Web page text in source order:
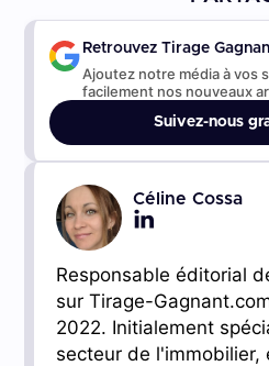
Retrouvez Tirage
Ajoutez notre média à vos
facilement nos nouveaux
Suivez-nous
Céline Cossa
Responsable éditorial
sur Tirage-
2022. Initialement
secteur de l'immobilier,